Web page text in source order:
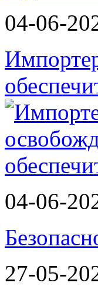
04-06-
04-06-
27-05-